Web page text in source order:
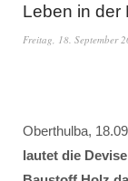
Leben in der
Freitag, 18. September
Oberthulba,
lautet die